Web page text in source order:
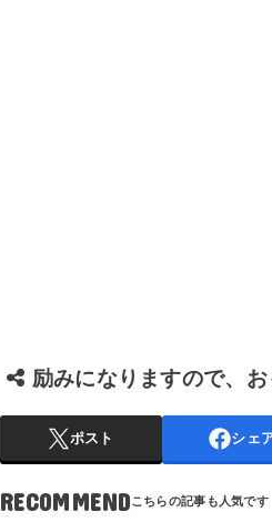
励みになりますので、
ポスト シェ
RECOMMEND